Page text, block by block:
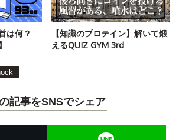
は何？
【知識のプロテイン】解いて鍛
えるQUIZ GYM 3rd
記事をSNSでシェア